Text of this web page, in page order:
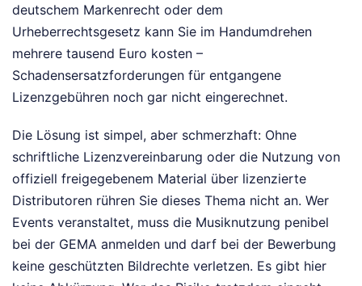
deutschem Markenrecht oder dem
Urheberrechtsgesetz kann Sie im Handumdrehen
mehrere tausend Euro kosten –
Schadensersatzforderungen für entgangene
Lizenzgebühren noch gar nicht eingerechnet.
Die Lösung ist simpel, aber schmerzhaft: Ohne
schriftliche Lizenzvereinbarung oder die Nutzung von
offiziell freigegebenem Material über lizenzierte
Distributoren rühren Sie dieses Thema nicht an. Wer
Events veranstaltet, muss die Musiknutzung penibel
bei der GEMA anmelden und darf bei der Bewerbung
keine geschützten Bildrechte verletzen. Es gibt hier